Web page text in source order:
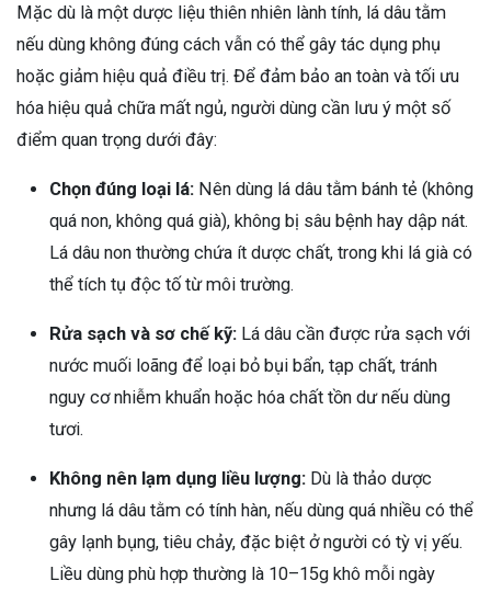
Mặc dù là một dược liệu thiên nhiên lành tính, lá dâu tằm
nếu dùng không đúng cách vẫn có thể gây tác dụng phụ
hoặc giảm hiệu quả điều trị. Để đảm bảo an toàn và tối ưu
hóa hiệu quả chữa mất ngủ, người dùng cần lưu ý một số
điểm quan trọng dưới đây:
Chọn đúng loại lá: Nên dùng lá dâu tằm bánh tẻ (không
quá non, không quá già), không bị sâu bệnh hay dập nát.
Lá dâu non thường chứa ít dược chất, trong khi lá già có
thể tích tụ độc tố từ môi trường.
Rửa sạch và sơ chế kỹ: Lá dâu cần được rửa sạch với
nước muối loãng để loại bỏ bụi bẩn, tạp chất, tránh
nguy cơ nhiễm khuẩn hoặc hóa chất tồn dư nếu dùng
tươi.
Không nên lạm dụng liều lượng: Dù là thảo dược
nhưng lá dâu tằm có tính hàn, nếu dùng quá nhiều có thể
gây lạnh bụng, tiêu chảy, đặc biệt ở người có tỳ vị yếu.
Liều dùng phù hợp thường là 10–15g khô mỗi ngày